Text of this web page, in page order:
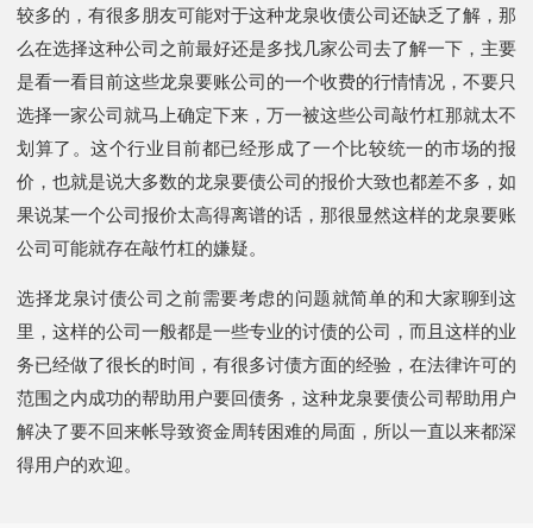
较多的，有很多朋友可能对于这种龙泉收债公司还缺乏了解，那
么在选择这种公司之前最好还是多找几家公司去了解一下，主要
是看一看目前这些龙泉要账公司的一个收费的行情情况，不要只
选择一家公司就马上确定下来，万一被这些公司敲竹杠那就太不
划算了。这个行业目前都已经形成了一个比较统一的市场的报
价，也就是说大多数的龙泉要债公司的报价大致也都差不多，如
果说某一个公司报价太高得离谱的话，那很显然这样的龙泉要账
公司可能就存在敲竹杠的嫌疑。
选择龙泉讨债公司之前需要考虑的问题就简单的和大家聊到这
里，这样的公司一般都是一些专业的讨债的公司，而且这样的业
务已经做了很长的时间，有很多讨债方面的经验，在法律许可的
范围之内成功的帮助用户要回债务，这种龙泉要债公司帮助用户
解决了要不回来帐导致资金周转困难的局面，所以一直以来都深
得用户的欢迎。